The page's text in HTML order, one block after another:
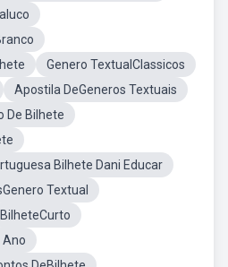
Genero TextualClassicos
Apostila DeGeneros Textuais
De Bilhete
Bilhete Dani Educar
Textual
BilheteCurto
Ano